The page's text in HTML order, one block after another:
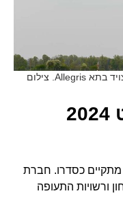
מטוס איירבוס A350-900 של לופטהנזה מצויד בתא Allegris. צילום
מתקיים כסדרו. חברת
ורשויות התעופה